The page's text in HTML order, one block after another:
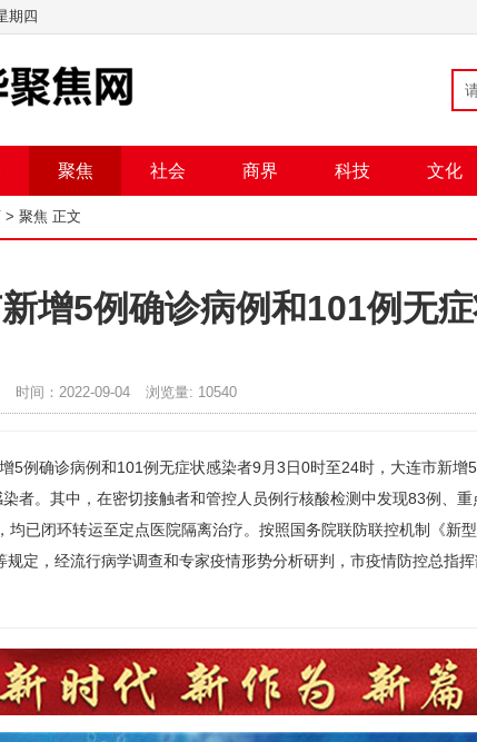
期四
聚焦 社会 商界 科技 文化
> 聚焦 正文
增5例确诊病例和101例无
时间：2022-09-04 浏览量: 10540
5例确诊病例和101例无症状感染者9月3日0时至24时，大连市新增
者。其中，在密切接触者和管控人员例行核酸检测中发现83例、
均已闭环转运至定点医院隔离治疗。按照国务院联防联控机制《新
规定，经流行病学调查和专家疫情形势分析研判，市疫情防控总指